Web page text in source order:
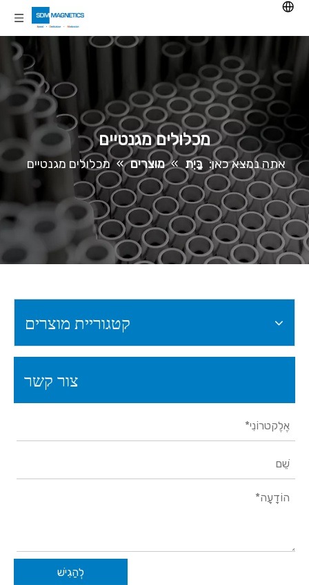
מכלולים מגנטיים
אתה נמצא כאן: בַּיִת » מוצרים » מכלולים מגנטיים
קטגוריית מוצרים
צור קשר
לְהַגִישׁ